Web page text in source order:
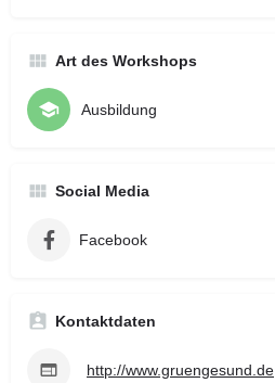
Art des Workshops
Ausbildung
Social Media
Facebook
Kontaktdaten
http://www.gruengesund.de